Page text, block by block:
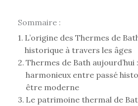
Sommaire :
L’origine des Thermes de
historique à travers les âges
Thermes de Bath aujourd’hui
harmonieux entre passé
être moderne
Le patrimoine thermal de